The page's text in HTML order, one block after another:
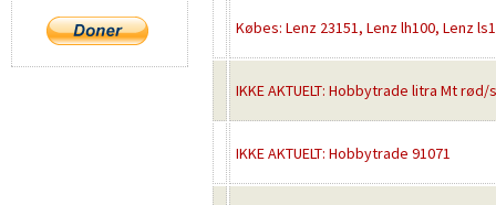
Købes: Lenz 23151, Lenz lh100, Lenz
IKKE AKTUELT: Hobbytrade litra Mt
IKKE AKTUELT: Hobbytrade 91071